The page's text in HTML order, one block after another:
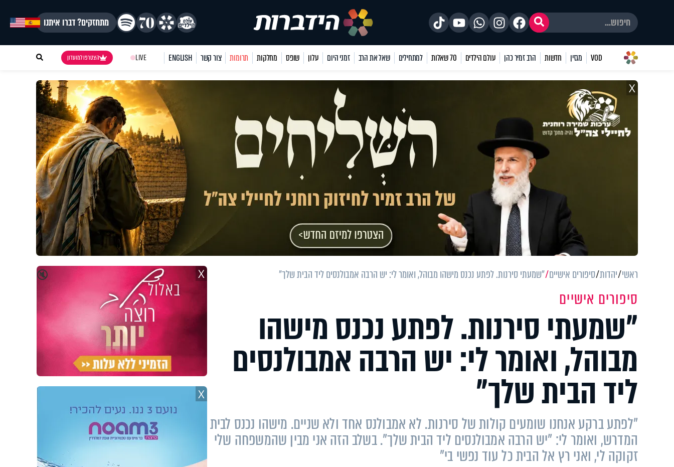
מתחזקים? דברו איתנו
VOD מגזין חדשות הרב זמיר כהן עולם הילדים 70 שאלות למתחילים שאל את הרב זמני היום עלון שופס מחלקות תרומות צור קשר ENGLISH
LIVE הצטרפו למועדון
X
ראשי יהדות סיפורים אישיים "שמעתי סירנות. לפתע נכנס מישהו מבוהל, ואומר לי: יש הרבה אמבולנסים ליד הבית שלך"
סיפורים אישיים
"שמעתי סירנות. לפתע נכנס מישהו
מבוהל, ואומר לי: יש הרבה אמבולנסים
ליד הבית שלך"
"לפתע ברקע אנחנו שומעים קולות של סירנות. לא אמבולנס אחד ולא שניים. מישהו נכנס לבית
המדרש, ואומר לי: "יש הרבה אמבולנסים ליד הבית שלך". בשלב הזה אני מבין שהמשפחה שלי
זקוקה לי, ואני רץ אל הבית כל עוד נפשי בי"
🔇 X
X